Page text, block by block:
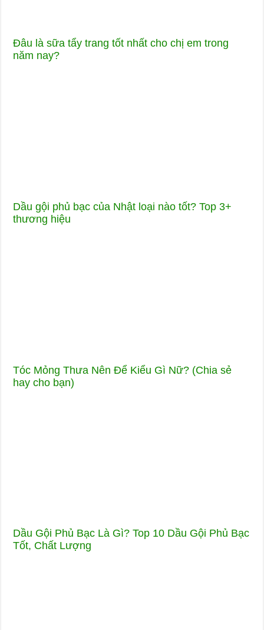
Đâu là sữa tẩy trang tốt nhất cho chị em trong
năm nay?
Dầu gội phủ bạc của Nhật loại nào tốt? Top 3+
thương hiệu
Tóc Mỏng Thưa Nên Để Kiểu Gì Nữ? (Chia sẻ
hay cho bạn)
Dầu Gội Phủ Bạc Là Gì? Top 10 Dầu Gội Phủ Bạc
Tốt, Chất Lượng